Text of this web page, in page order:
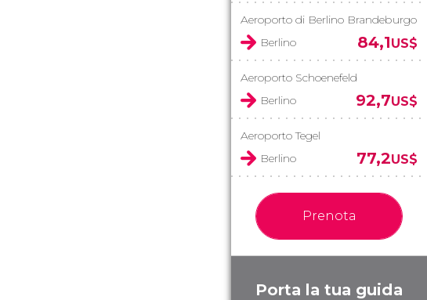
Aeroporto di Berlino Brandeburgo
Berlino
84,1US$
Aeroporto Schoenefeld
Berlino
92,7US$
Aeroporto Tegel
Berlino
77,2US$
Prenota
Porta la tua guida